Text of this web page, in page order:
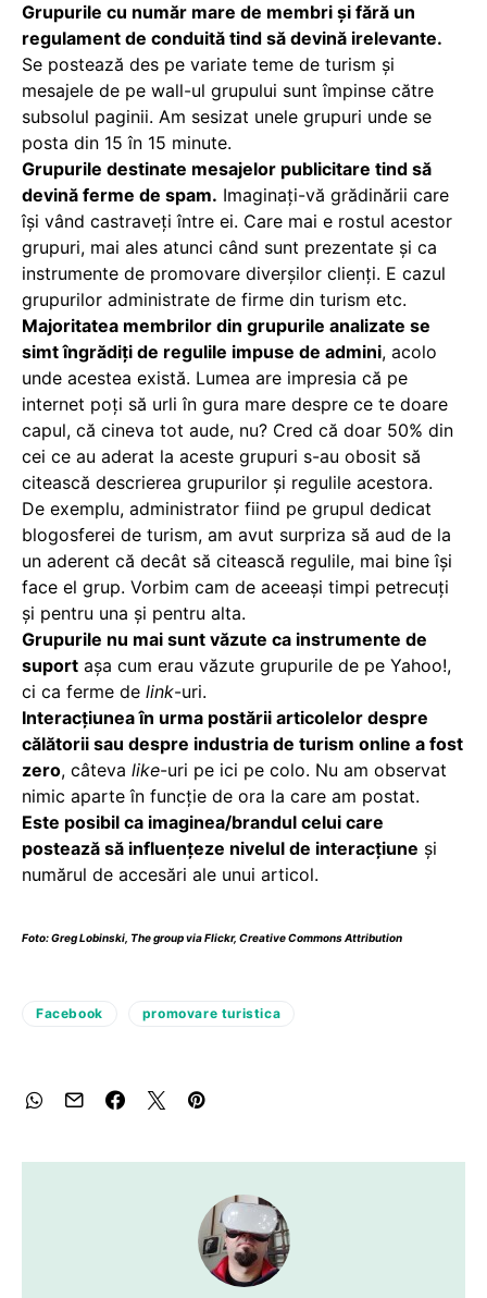
Grupurile cu număr mare de membri și fără un
regulament de conduită tind să devină irelevante.
Se postează des pe variate teme de turism și
mesajele de pe wall-ul grupului sunt împinse către
subsolul paginii. Am sesizat unele grupuri unde se
posta din 15 în 15 minute.
Grupurile destinate mesajelor publicitare tind să
devină ferme de spam. Imaginați-vă grădinării care
își vând castraveți între ei. Care mai e rostul acestor
grupuri, mai ales atunci când sunt prezentate și ca
instrumente de promovare diverșilor clienți. E cazul
grupurilor administrate de firme din turism etc.
Majoritatea membrilor din grupurile analizate se
simt îngrădiți de regulile impuse de admini, acolo
unde acestea există. Lumea are impresia că pe
internet poți să urli în gura mare despre ce te doare
capul, că cineva tot aude, nu? Cred că doar 50% din
cei ce au aderat la aceste grupuri s-au obosit să
citească descrierea grupurilor și regulile acestora.
De exemplu, administrator fiind pe grupul dedicat
blogosferei de turism, am avut surpriza să aud de la
un aderent că decât să citească regulile, mai bine își
face el grup. Vorbim cam de aceeași timpi petrecuți
și pentru una și pentru alta.
Grupurile nu mai sunt văzute ca instrumente de
suport așa cum erau văzute grupurile de pe Yahoo!,
ci ca ferme de link-uri.
Interacțiunea în urma postării articolelor despre
călătorii sau despre industria de turism online a fost
zero, câteva like-uri pe ici pe colo. Nu am observat
nimic aparte în funcție de ora la care am postat.
Este posibil ca imaginea/brandul celui care
postează să influențeze nivelul de interacțiune și
numărul de accesări ale unui articol.
Foto:Greg Lobinski The groupvia Flickr, Creative Commons Attribution
Facebook promovare turistica